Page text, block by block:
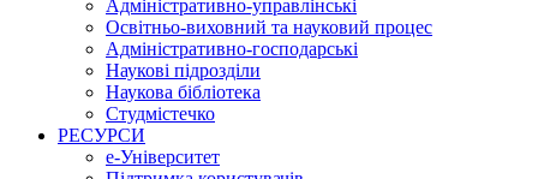
Адміністративно-управлінські
Освітньо-виховний та науковий процес
Адміністративно-господарські
Наукові підрозділи
Наукова бібліотека
Студмістечко
РЕСУРСИ
е-Університет